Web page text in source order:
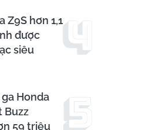
Z9S hơn 1,1
được
siêu
Honda
Buzz
59 triệu